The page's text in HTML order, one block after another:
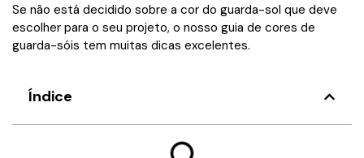
Se não está decidido sobre a cor do guarda-sol que deve
escolher para o seu projeto, o nosso guia de cores de
guarda-sóis tem muitas dicas excelentes.
Índice